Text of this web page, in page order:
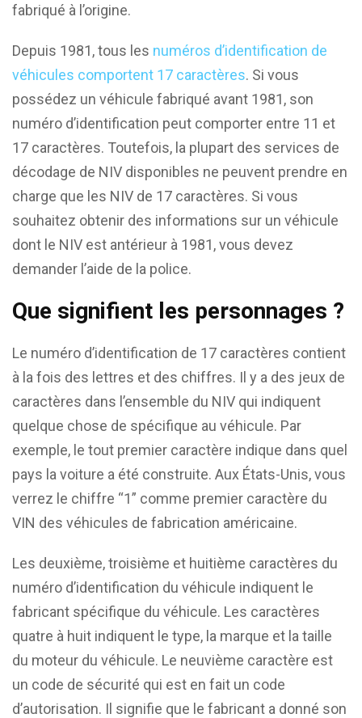
fabriqué à l’origine.
Depuis 1981, tous les numéros d’identification de
véhicules comportent 17 caractères. Si vous
possédez un véhicule fabriqué avant 1981, son
numéro d’identification peut comporter entre 11 et
17 caractères. Toutefois, la plupart des services de
décodage de NIV disponibles ne peuvent prendre en
charge que les NIV de 17 caractères. Si vous
souhaitez obtenir des informations sur un véhicule
dont le NIV est antérieur à 1981, vous devez
demander l’aide de la police.
Que signifient les personnages ?
Le numéro d’identification de 17 caractères contient
à la fois des lettres et des chiffres. Il y a des jeux de
caractères dans l’ensemble du NIV qui indiquent
quelque chose de spécifique au véhicule. Par
exemple, le tout premier caractère indique dans quel
pays la voiture a été construite. Aux États-Unis, vous
verrez le chiffre “1” comme premier caractère du
VIN des véhicules de fabrication américaine.
Les deuxième, troisième et huitième caractères du
numéro d’identification du véhicule indiquent le
fabricant spécifique du véhicule. Les caractères
quatre à huit indiquent le type, la marque et la taille
du moteur du véhicule. Le neuvième caractère est
un code de sécurité qui est en fait un code
d’autorisation. Il signifie que le fabricant a donné son